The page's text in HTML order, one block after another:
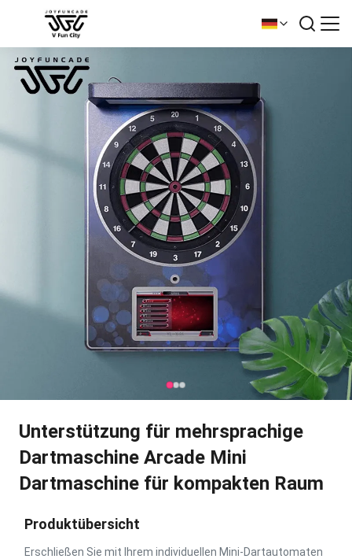
Unterstützung für mehrsprachige
Dartmaschine Arcade Mini
Dartmaschine für kompakten Raum
Produktübersicht
Erschließen Sie mit Ihrem individuellen Mini-Dartautomaten